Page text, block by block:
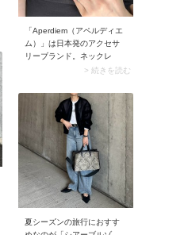
UV加工のアイテムを探すの
も手ですよ。
「Aperdiem（アペルディエ
ム）」は日本発のアクセサ
リーブランド。ネックレ
ス・リング・ピアス・ブレ
ュエリーは国内の職人によ
って製作されています。ま
た1万円台からも手に入るリ
ーズナブルな価格帯と洗練
されたデザインは、オンオ
フを選ばず合わせやすいの
が魅力です。 中でも人気な
のが天然石を使ったネック
レスやリング。印象的なス
トーンを施したアクセサリ
ーはシンプルコーデのアク
> 続きを読む
夏シーズンの旅行におすす